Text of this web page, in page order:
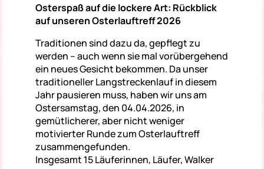
Osterspaß auf die lockere Art: Rückblick
auf unseren Osterlauftreff 2026
Traditionen sind dazu da, gepflegt zu
werden – auch wenn sie mal vorübergehend
ein neues Gesicht bekommen. Da unser
traditioneller Langstreckenlauf in diesem
Jahr pausieren muss, haben wir uns am
Ostersamstag, den 04.04.2026, in
gemütlicherer, aber nicht weniger
motivierter Runde zum Osterlauftreff
zusammengefunden.
Insgesamt 15 Läuferinnen, Läufer, Walker